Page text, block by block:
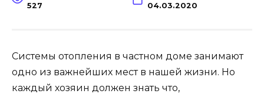
527 04.03.2020
Системы отопления в частном доме занимают
одно из важнейших мест в нашей жизни. Но
каждый хозяин должен знать что,